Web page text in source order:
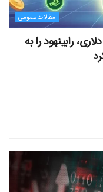
مقالات عمومی
۱۰۰ میلیون دلاری، رابینهود را به